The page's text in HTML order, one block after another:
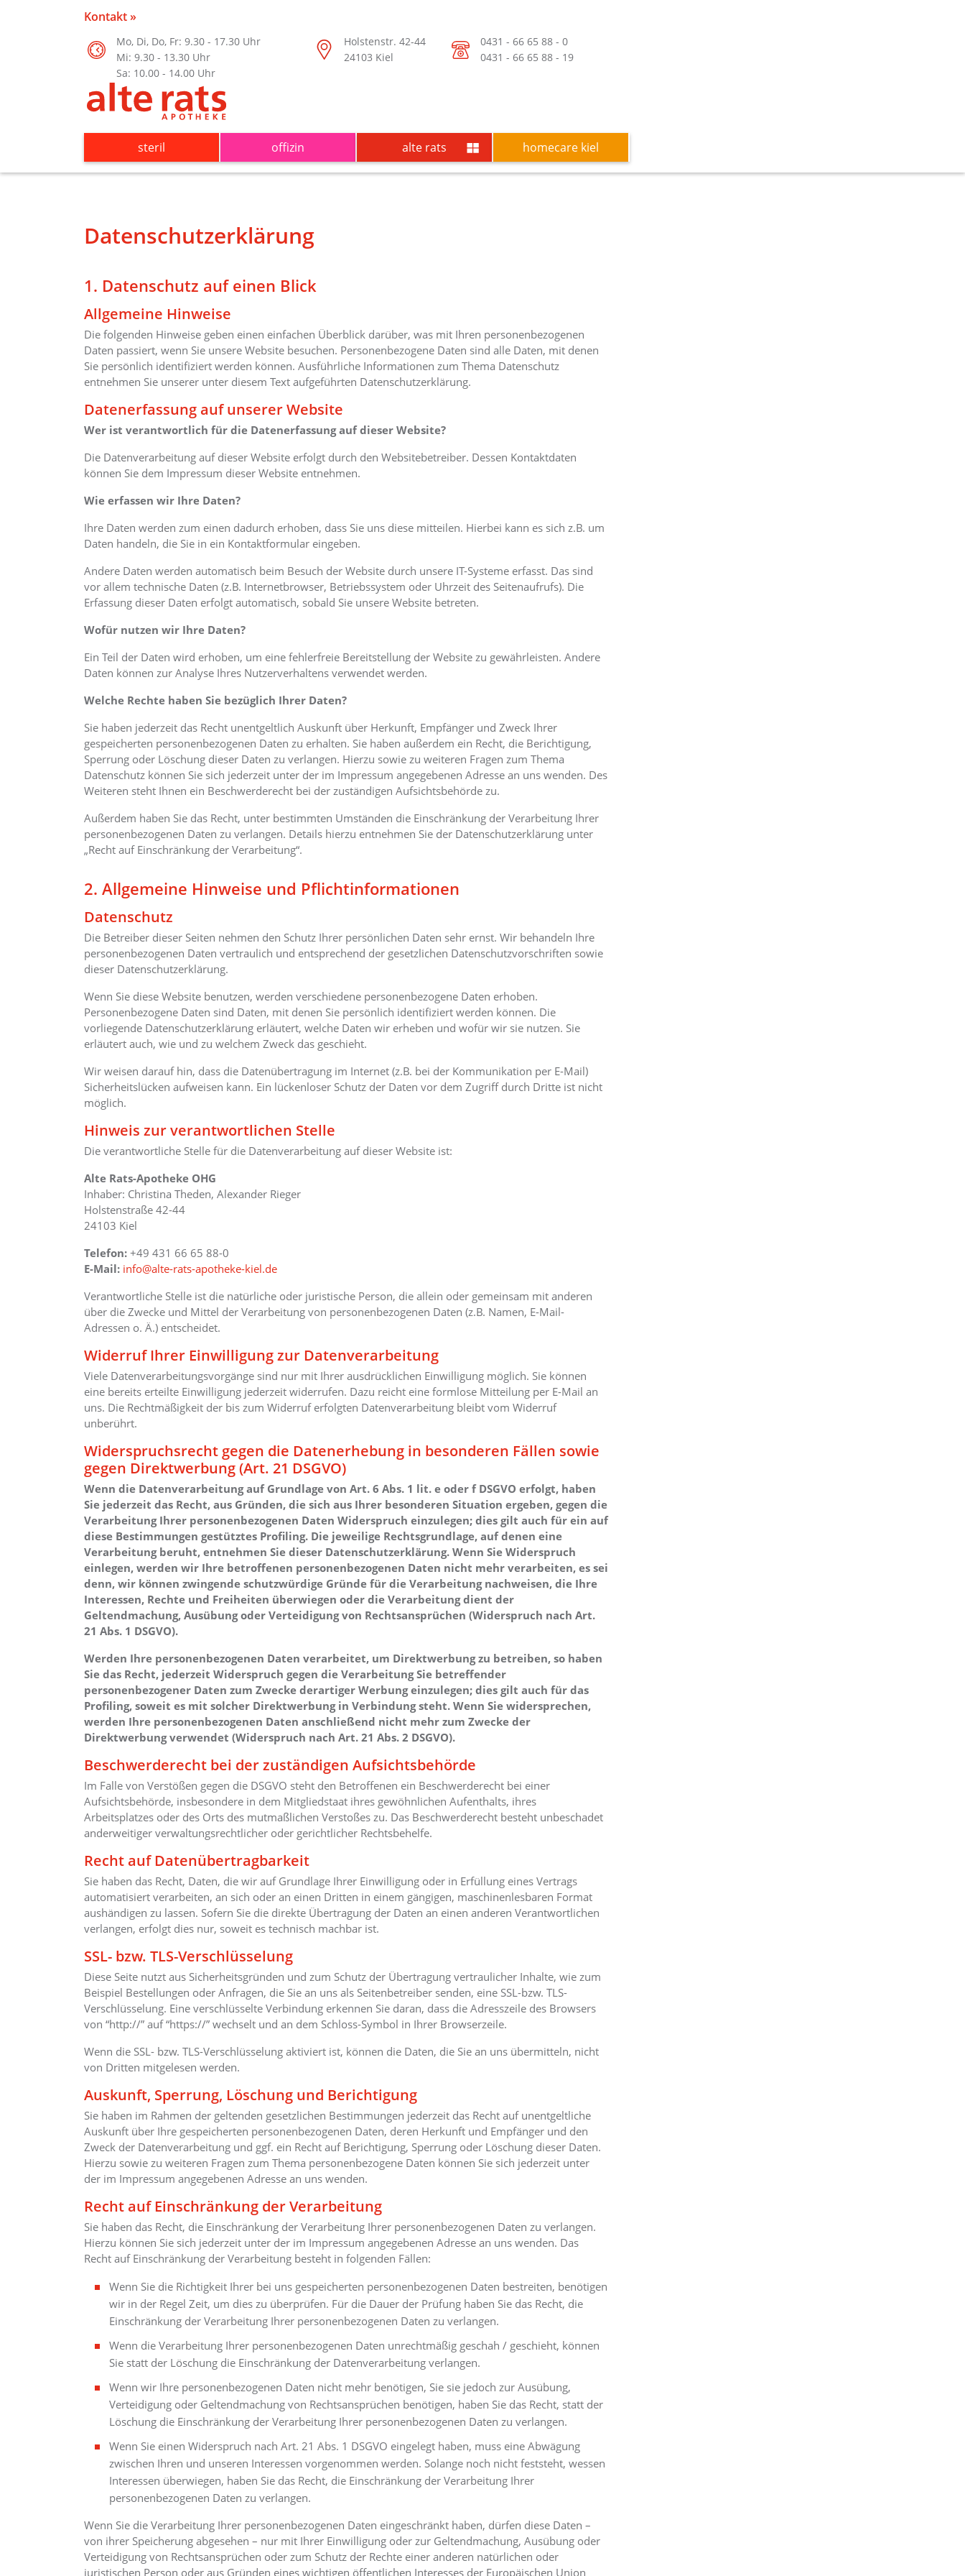
Kontakt »
Mo, Di, Do, Fr: 9.30 - 17.30 Uhr
Mi: 9.30 - 13.30 Uhr
Sa: 10.00 - 14.00 Uhr
Holstenstr. 42-44
24103 Kiel
0431 - 66 65 88 - 0
0431 - 66 65 88 - 19
steril offizin alte rats homecare kiel
Datenschutzerklärung
1. Datenschutz auf einen Blick
Allgemeine Hinweise
Die folgenden Hinweise geben einen einfachen Überblick darüber, was mit Ihren personenbezogenen
Daten passiert, wenn Sie unsere Website besuchen. Personenbezogene Daten sind alle Daten, mit denen
Sie persönlich identifiziert werden können. Ausführliche Informationen zum Thema Datenschutz
entnehmen Sie unserer unter diesem Text aufgeführten Datenschutzerklärung.
Datenerfassung auf unserer Website
Wer ist verantwortlich für die Datenerfassung auf dieser Website?
Die Datenverarbeitung auf dieser Website erfolgt durch den Websitebetreiber. Dessen Kontaktdaten
können Sie dem Impressum dieser Website entnehmen.
Wie erfassen wir Ihre Daten?
Ihre Daten werden zum einen dadurch erhoben, dass Sie uns diese mitteilen. Hierbei kann es sich z.B. um
Daten handeln, die Sie in ein Kontaktformular eingeben.
Andere Daten werden automatisch beim Besuch der Website durch unsere IT-Systeme erfasst. Das sind
vor allem technische Daten (z.B. Internetbrowser, Betriebssystem oder Uhrzeit des Seitenaufrufs). Die
Erfassung dieser Daten erfolgt automatisch, sobald Sie unsere Website betreten.
Wofür nutzen wir Ihre Daten?
Ein Teil der Daten wird erhoben, um eine fehlerfreie Bereitstellung der Website zu gewährleisten. Andere
Daten können zur Analyse Ihres Nutzerverhaltens verwendet werden.
Welche Rechte haben Sie bezüglich Ihrer Daten?
Sie haben jederzeit das Recht unentgeltlich Auskunft über Herkunft, Empfänger und Zweck Ihrer
gespeicherten personenbezogenen Daten zu erhalten. Sie haben außerdem ein Recht, die Berichtigung,
Sperrung oder Löschung dieser Daten zu verlangen. Hierzu sowie zu weiteren Fragen zum Thema
Datenschutz können Sie sich jederzeit unter der im Impressum angegebenen Adresse an uns wenden. Des
Weiteren steht Ihnen ein Beschwerderecht bei der zuständigen Aufsichtsbehörde zu.
Außerdem haben Sie das Recht, unter bestimmten Umständen die Einschränkung der Verarbeitung Ihrer
personenbezogenen Daten zu verlangen. Details hierzu entnehmen Sie der Datenschutzerklärung unter
„Recht auf Einschränkung der Verarbeitung“.
2. Allgemeine Hinweise und Pflichtinformationen
Datenschutz
Die Betreiber dieser Seiten nehmen den Schutz Ihrer persönlichen Daten sehr ernst. Wir behandeln Ihre
personenbezogenen Daten vertraulich und entsprechend der gesetzlichen Datenschutzvorschriften sowie
dieser Datenschutzerklärung.
Wenn Sie diese Website benutzen, werden verschiedene personenbezogene Daten erhoben.
Personenbezogene Daten sind Daten, mit denen Sie persönlich identifiziert werden können. Die
vorliegende Datenschutzerklärung erläutert, welche Daten wir erheben und wofür wir sie nutzen. Sie
erläutert auch, wie und zu welchem Zweck das geschieht.
Wir weisen darauf hin, dass die Datenübertragung im Internet (z.B. bei der Kommunikation per E-Mail)
Sicherheitslücken aufweisen kann. Ein lückenloser Schutz der Daten vor dem Zugriff durch Dritte ist nicht
möglich.
Hinweis zur verantwortlichen Stelle
Die verantwortliche Stelle für die Datenverarbeitung auf dieser Website ist:
Alte Rats-Apotheke OHG
Inhaber: Christina Theden, Alexander Rieger
Holstenstraße 42-44
24103 Kiel
Telefon: +49 431 66 65 88-0
E-Mail: info@alte-rats-apotheke-kiel.de
Verantwortliche Stelle ist die natürliche oder juristische Person, die allein oder gemeinsam mit anderen
über die Zwecke und Mittel der Verarbeitung von personenbezogenen Daten (z.B. Namen, E-Mail-
Adressen o. Ä.) entscheidet.
Widerruf Ihrer Einwilligung zur Datenverarbeitung
Viele Datenverarbeitungsvorgänge sind nur mit Ihrer ausdrücklichen Einwilligung möglich. Sie können
eine bereits erteilte Einwilligung jederzeit widerrufen. Dazu reicht eine formlose Mitteilung per E-Mail an
uns. Die Rechtmäßigkeit der bis zum Widerruf erfolgten Datenverarbeitung bleibt vom Widerruf
unberührt.
Widerspruchsrecht gegen die Datenerhebung in besonderen Fällen sowie
gegen Direktwerbung (Art. 21 DSGVO)
Wenn die Datenverarbeitung auf Grundlage von Art. 6 Abs. 1 lit. e oder f DSGVO erfolgt, haben
Sie jederzeit das Recht, aus Gründen, die sich aus Ihrer besonderen Situation ergeben, gegen die
Verarbeitung Ihrer personenbezogenen Daten Widerspruch einzulegen; dies gilt auch für ein auf
diese Bestimmungen gestütztes Profiling. Die jeweilige Rechtsgrundlage, auf denen eine
Verarbeitung beruht, entnehmen Sie dieser Datenschutzerklärung. Wenn Sie Widerspruch
einlegen, werden wir Ihre betroffenen personenbezogenen Daten nicht mehr verarbeiten, es sei
denn, wir können zwingende schutzwürdige Gründe für die Verarbeitung nachweisen, die Ihre
Interessen, Rechte und Freiheiten überwiegen oder die Verarbeitung dient der
Geltendmachung, Ausübung oder Verteidigung von Rechtsansprüchen (Widerspruch nach Art.
21 Abs. 1 DSGVO).
Werden Ihre personenbezogenen Daten verarbeitet, um Direktwerbung zu betreiben, so haben
Sie das Recht, jederzeit Widerspruch gegen die Verarbeitung Sie betreffender
personenbezogener Daten zum Zwecke derartiger Werbung einzulegen; dies gilt auch für das
Profiling, soweit es mit solcher Direktwerbung in Verbindung steht. Wenn Sie widersprechen,
werden Ihre personenbezogenen Daten anschließend nicht mehr zum Zwecke der
Direktwerbung verwendet (Widerspruch nach Art. 21 Abs. 2 DSGVO).
Beschwerderecht bei der zuständigen Aufsichtsbehörde
Im Falle von Verstößen gegen die DSGVO steht den Betroffenen ein Beschwerderecht bei einer
Aufsichtsbehörde, insbesondere in dem Mitgliedstaat ihres gewöhnlichen Aufenthalts, ihres
Arbeitsplatzes oder des Orts des mutmaßlichen Verstoßes zu. Das Beschwerderecht besteht unbeschadet
anderweitiger verwaltungsrechtlicher oder gerichtlicher Rechtsbehelfe.
Recht auf Datenübertragbarkeit
Sie haben das Recht, Daten, die wir auf Grundlage Ihrer Einwilligung oder in Erfüllung eines Vertrags
automatisiert verarbeiten, an sich oder an einen Dritten in einem gängigen, maschinenlesbaren Format
aushändigen zu lassen. Sofern Sie die direkte Übertragung der Daten an einen anderen Verantwortlichen
verlangen, erfolgt dies nur, soweit es technisch machbar ist.
SSL- bzw. TLS-Verschlüsselung
Diese Seite nutzt aus Sicherheitsgründen und zum Schutz der Übertragung vertraulicher Inhalte, wie zum
Beispiel Bestellungen oder Anfragen, die Sie an uns als Seitenbetreiber senden, eine SSL-bzw. TLS-
Verschlüsselung. Eine verschlüsselte Verbindung erkennen Sie daran, dass die Adresszeile des Browsers
von “http://” auf “https://” wechselt und an dem Schloss-Symbol in Ihrer Browserzeile.
Wenn die SSL- bzw. TLS-Verschlüsselung aktiviert ist, können die Daten, die Sie an uns übermitteln, nicht
von Dritten mitgelesen werden.
Auskunft, Sperrung, Löschung und Berichtigung
Sie haben im Rahmen der geltenden gesetzlichen Bestimmungen jederzeit das Recht auf unentgeltliche
Auskunft über Ihre gespeicherten personenbezogenen Daten, deren Herkunft und Empfänger und den
Zweck der Datenverarbeitung und ggf. ein Recht auf Berichtigung, Sperrung oder Löschung dieser Daten.
Hierzu sowie zu weiteren Fragen zum Thema personenbezogene Daten können Sie sich jederzeit unter
der im Impressum angegebenen Adresse an uns wenden.
Recht auf Einschränkung der Verarbeitung
Sie haben das Recht, die Einschränkung der Verarbeitung Ihrer personenbezogenen Daten zu verlangen.
Hierzu können Sie sich jederzeit unter der im Impressum angegebenen Adresse an uns wenden. Das
Recht auf Einschränkung der Verarbeitung besteht in folgenden Fällen:
Wenn Sie die Richtigkeit Ihrer bei uns gespeicherten personenbezogenen Daten bestreiten, benötigen
wir in der Regel Zeit, um dies zu überprüfen. Für die Dauer der Prüfung haben Sie das Recht, die
Einschränkung der Verarbeitung Ihrer personenbezogenen Daten zu verlangen.
Wenn die Verarbeitung Ihrer personenbezogenen Daten unrechtmäßig geschah / geschieht, können
Sie statt der Löschung die Einschränkung der Datenverarbeitung verlangen.
Wenn wir Ihre personenbezogenen Daten nicht mehr benötigen, Sie sie jedoch zur Ausübung,
Verteidigung oder Geltendmachung von Rechtsansprüchen benötigen, haben Sie das Recht, statt der
Löschung die Einschränkung der Verarbeitung Ihrer personenbezogenen Daten zu verlangen.
Wenn Sie einen Widerspruch nach Art. 21 Abs. 1 DSGVO eingelegt haben, muss eine Abwägung
zwischen Ihren und unseren Interessen vorgenommen werden. Solange noch nicht feststeht, wessen
Interessen überwiegen, haben Sie das Recht, die Einschränkung der Verarbeitung Ihrer
personenbezogenen Daten zu verlangen.
Wenn Sie die Verarbeitung Ihrer personenbezogenen Daten eingeschränkt haben, dürfen diese Daten –
von ihrer Speicherung abgesehen – nur mit Ihrer Einwilligung oder zur Geltendmachung, Ausübung oder
Verteidigung von Rechtsansprüchen oder zum Schutz der Rechte einer anderen natürlichen oder
juristischen Person oder aus Gründen eines wichtigen öffentlichen Interesses der Europäischen Union